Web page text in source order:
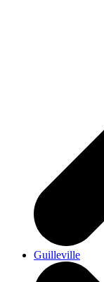
Guilleville